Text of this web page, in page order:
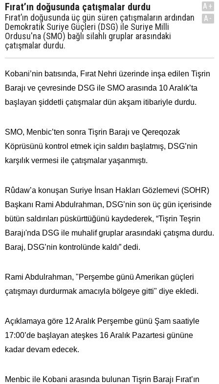
Fırat’ın doğusunda çatışmalar durdu
Fırat’ın doğusunda üç gün süren çatışmaların ardından
Demokratik Suriye Güçleri (DSG) ile Suriye Milli
Ordusu'na (SMO) bağlı silahlı gruplar arasındaki
çatışmalar durdu.
A+
A-
Kobani’nin batısında, Fırat Nehri üzerinde inşa edilen Tişrin
Barajı ve çevresinde DSG ile SMO arasında 10 Aralık’ta
başlayan şiddetli çatışmalar dün akşam itibariyle durdu.
SMO, Menbic’ten sonra Tişrin Barajı ve Qereqozak
Köprüsünü kontrol etmek için saldırı başlatmış, DSG’nin
karşılık vermesi ile çatışmalar yaşanmıştı.
Rûdaw’a konuşan Suriye İnsan Hakları Gözlemevi (SOHR)
Başkanı Rami Abdulrahman, DSG’nin son üç gün içerisinde
bütün saldırıları püskürttüğünü kaydederek, “Tişrin Teşrin
Barajı'nda DSG ile muhalif gruplar arasındaki çatışma durdu.
Baraj, DSG’nin kontrolünde kaldı” dedi.
Rami Abdulrahman, "Perşembe günü Amerikan güçleri
çatışmayı durdurmak amacıyla bölgeye gitti" diye ekledi.
Açıklamaya göre 12 Aralık Perşembe günü Şam saatiyle
17:00’de başlayan ateşkes 16 Aralık Pazartesi gününe
kadar devam edecek.
Menbic ile Kobani arasında bulunan Tişrin Barajı Fırat’ın